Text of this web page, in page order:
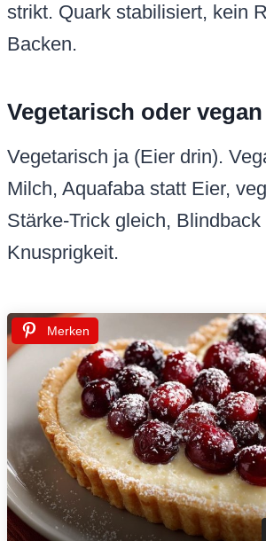
strikt. Quark stabilisiert, kein
Backen.
Vegetarisch oder
Vegetarisch ja (Eier drin).
Milch, Aquafaba statt Eier,
Stärke-Trick gleich,
Knusprigkeit.
Merken